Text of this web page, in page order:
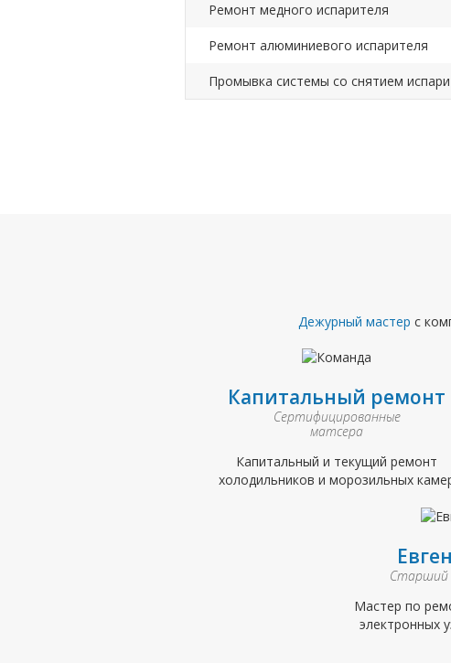
Ремонт медного испарителя
Ремонт алюминиевого испарителя
Промывка системы со снятием
Дежурный мастер с
Капитальный ремонт
Сертифицированные
матсера
Капитальный и текущий ремонт
холодильников и морозильных
Старший
Мастер по
электронных